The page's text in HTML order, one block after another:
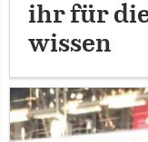
ihr für
wissen